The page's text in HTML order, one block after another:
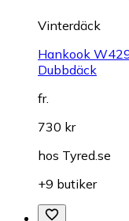
Vinterdäck
Hankook
Dubbdäck
fr.
730 kr
hos Tyred.se
+9 butiker